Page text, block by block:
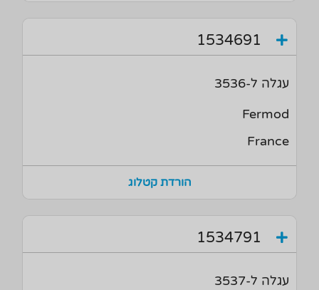
1534691
עגלה ל-3536
Fermod
France
הורדת קטלוג
1534791
עגלה ל-3537